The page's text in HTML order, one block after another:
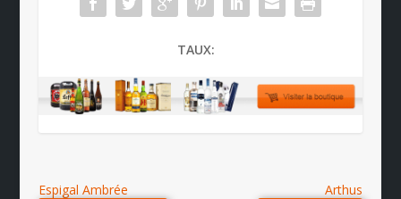
TAUX:
Espigal Ambrée Arthus